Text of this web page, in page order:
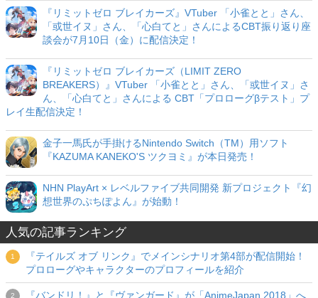
『リミットゼロ ブレイカーズ』VTuber 「小雀とと」さん、
「或世イヌ」さん、「心白てと」さんによるCBT振り返り座
談会が7月10日（金）に配信決定！
『リミットゼロ ブレイカーズ（LIMIT ZERO
BREAKERS）』VTuber 「小雀とと」さん、「或世イヌ」さ
ん、「心白てと」さんによる CBT「プロローグβテスト」プ
レイ生配信決定！
金子一馬氏が手掛けるNintendo Switch（TM）用ソフト
『KAZUMA KANEKO'S ツクヨミ』が本日発売！
NHN PlayArt × レベルファイブ共同開発 新プロジェクト『幻
想世界のぷちぽよん』が始動！
人気の記事ランキング
『テイルズ オブ リンク』でメインシナリオ第4部が配信開始！
プロローグやキャラクターのプロフィールを紹介
『バンドリ！』と『ヴァンガード』が「AnimeJapan 2018」へ